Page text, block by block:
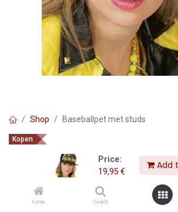
Price:
19,95 €
Add
Home Search
Shop Baseballpet met studs
Kopen
Baseballpet met studs